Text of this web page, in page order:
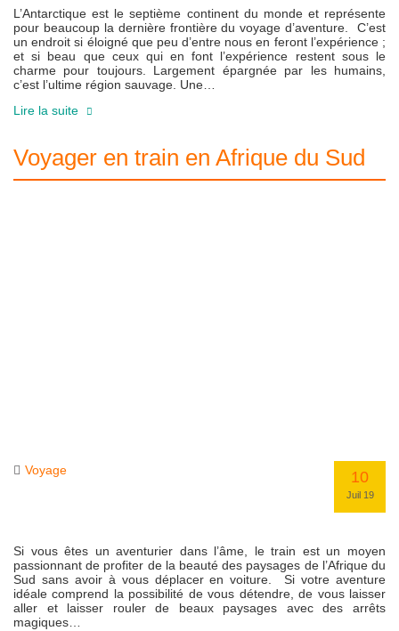
L’Antarctique est le septième continent du monde et représente
pour beaucoup la dernière frontière du voyage d’aventure. C’est
un endroit si éloigné que peu d’entre nous en feront l’expérience ;
et si beau que ceux qui en font l’expérience restent sous le
charme pour toujours. Largement épargnée par les humains,
c’est l’ultime région sauvage. Une…
Lire la suite
Voyager en train en Afrique du Sud
Voyage 10
Juil 19
Si vous êtes un aventurier dans l’âme, le train est un moyen
passionnant de profiter de la beauté des paysages de l’Afrique du
Sud sans avoir à vous déplacer en voiture. Si votre aventure
idéale comprend la possibilité de vous détendre, de vous laisser
aller et laisser rouler de beaux paysages avec des arrêts
magiques…